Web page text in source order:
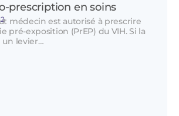
prescription en soins
médecin est autorisé à prescrire
pré-exposition (PrEP) du VIH. Si la
un levier…